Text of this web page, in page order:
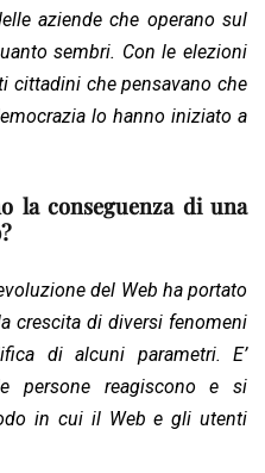
aziende che operano sul
sembri. Con le elezioni
cittadini che pensavano che
lo hanno iniziato a
la conseguenza di una
del Web ha portato
crescita di diversi fenomeni
di alcuni parametri. E’
reagiscono e si
in cui il Web e gli utenti